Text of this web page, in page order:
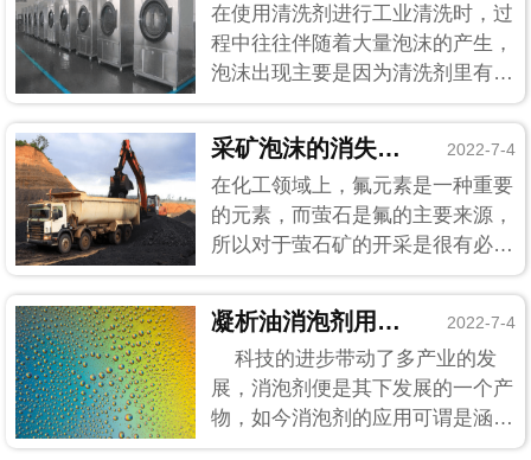
在使用清洗剂进行工业清洗时，过
程中往往伴随着大量泡沫的产生，
泡沫出现主要是因为清洗剂里有表
面活性剂的存在，以及泡沫本身的
破裂能力较差造成的。泡沫不及时
消除的话会持续产生，慢慢堆积得
越多，泡沫会影响到清洗的效率，
太多的话甚至会对清洗设备造成
一...
采矿泡沫的消失是因为遇上了萤石精矿消泡剂 2022-7-4
在化工领域上，氟元素是一种重要
的元素，而萤石是氟的主要来源，
所以对于萤石矿的开采是很有必要
的，在对于萤石矿的开采过程中，
矿浆会经过搅拌充气，在各种浮选
剂的作用下，产生气泡，矿粒与气
泡粘附，使得气泡上升，形成矿化
泡沫层，泡沫层会给开采的进程
造...
凝析油消泡剂用结果告诉你它消泡性如何 2022-7-4
科技的进步带动了多产业的发
展，消泡剂便是其下发展的一个产
物，如今消泡剂的应用可谓是涵盖
了大多数行业。在以前，不论什么